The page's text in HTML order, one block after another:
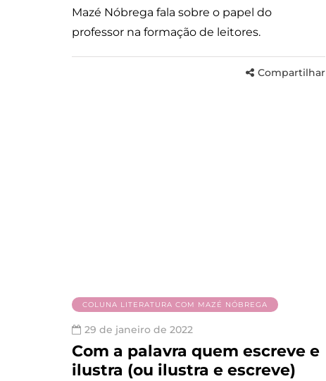
Mazé Nóbrega fala sobre o papel do
professor na formação de leitores.
Compartilhar
COLUNA LITERATURA COM MAZÉ NÓBREGA
29 de janeiro de 2022
Com a palavra quem escreve e
ilustra (ou ilustra e escreve)